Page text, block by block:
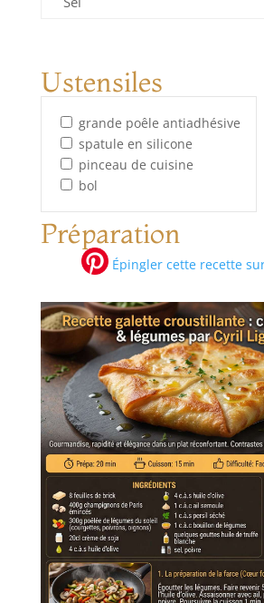
Ustensiles
grande poêle antiadhésive
spatule en silicone
pinceau de cuisine
bol
Préparation
Épingler cette recette